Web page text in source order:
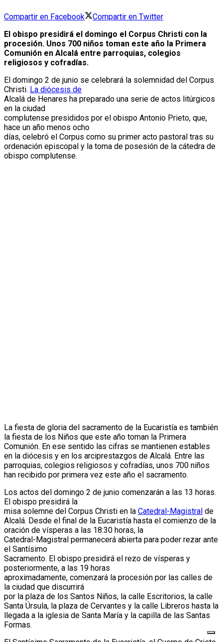
Compartir en Facebook
Compartir en Twitter
El obispo presidirá el domingo el Corpus Christi con la
procesión. Unos 700 niños toman este año la Primera
Comunión en Alcalá entre parroquias, colegios
religiosos y cofradías.
El domingo 2 de junio se celebrará la solemnidad del Corpus
Christi. La diócesis de
Alcalá de Henares ha preparado una serie de actos litúrgicos
en la ciudad
complutense presididos por el obispo Antonio Prieto, que,
hace un año menos ocho
días, celebró el Corpus como su primer acto pastoral tras su
ordenación episcopal y la toma de posesión de la cátedra de
obispo complutense.
La fiesta de gloria del sacramento de la Eucaristía es también
la fiesta de los Niños que este año toman la Primera
Comunión. En ese sentido las cifras se mantienen estables
en la diócesis y en los arciprestazgos de Alcalá. Entre las
parroquias, colegios religiosos y cofradías, unos 700 niños
han recibido por primera vez este año el sacramento.
Los actos del domingo 2 de junio comenzarán a las 13 horas.
El obispo presidirá la
misa solemne del Corpus Christi en la Catedral-Magistral de
Alcalá. Desde el final de la Eucaristía hasta el comienzo de la
oración de vísperas a las 18:30 horas, la
Catedral-Magistral permanecerá abierta para poder rezar ante
el Santísimo
Sacramento. El obispo presidirá el rezo de vísperas y
posteriormente, a las 19 horas
aproximadamente, comenzará la procesión por las calles de
la ciudad que discurrirá
por la plaza de los Santos Niños, la calle Escritorios, la calle
Santa Úrsula, la plaza de Cervantes y la calle Libreros hasta la
llegada a la iglesia de Santa María y la capilla de las Santas
Formas.